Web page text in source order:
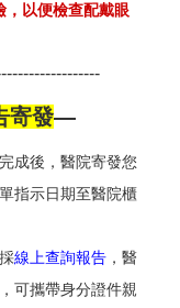
，以便檢查配戴眼
寄發—
成後，醫院寄發您
指示日期至醫院櫃
線上查詢報告 ，醫
可攜帶身分證件親